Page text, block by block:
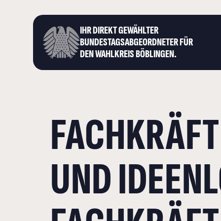
IHR DIREKT GEWÄHLTER
BUNDESTAGS­ABGEORDNETER FÜR
DEN WAHLKREIS BÖBLINGEN.
UND